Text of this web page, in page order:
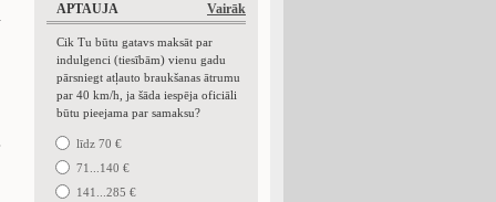
Vairāk
APTAUJA
Cik Tu būtu gatavs maksāt par
indulgenci (tiesībām) vienu gadu
pārsniegt atļauto braukšanas ātrumu
par 40 km/h, ja šāda iespēja oficiāli
būtu pieejama par samaksu?
līdz 70 €
71...140 €
141...285 €